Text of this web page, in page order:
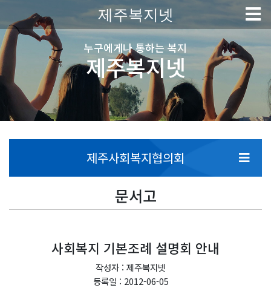
제주복지넷
누구에게나 통하는 복지
제주복지넷
제주사회복지협의회
문서고
사회복지 기본조례 설명회 안내
작성자 : 제주복지넷
등록일 : 2012-06-05